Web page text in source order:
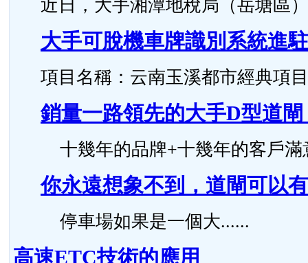
近日，大手湘潭地稅局（岳塘區
大手可脫機車牌識別系統進
項目名稱：云南玉溪都市經典項
銷量一路領先的大手D型道
十幾年的品牌+十幾年的客戶滿
你永遠想象不到，道閘可以
停車場如果是一個大......
高速ETC技術的應用